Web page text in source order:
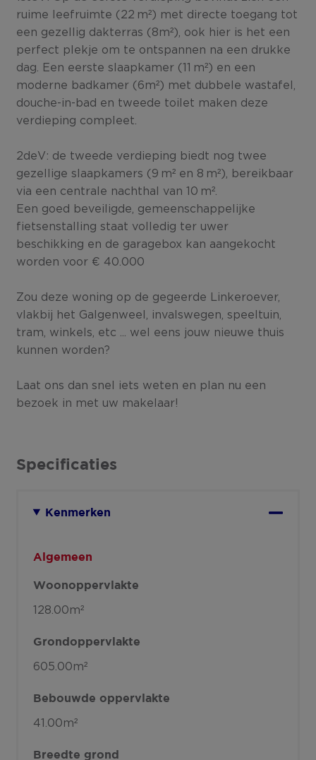
ruime leefruimte (22 m²) met directe toegang tot
een gezellig dakterras (8m²), ook hier is het een
perfect plekje om te ontspannen na een drukke
dag. Een eerste slaapkamer (11 m²) en een
moderne badkamer (6m²) met dubbele wastafel,
douche-in-bad en tweede toilet maken deze
verdieping compleet.
2deV: de tweede verdieping biedt nog twee
gezellige slaapkamers (9 m² en 8 m²), bereikbaar
via een centrale nachthal van 10 m².
Een goed beveiligde, gemeenschappelijke
fietsenstalling staat volledig ter uwer
beschikking en de garagebox kan aangekocht
worden voor € 40.000
Zou deze woning op de gegeerde Linkeroever,
vlakbij het Galgenweel, invalswegen, speeltuin,
tram, winkels, etc ... wel eens jouw nieuwe thuis
kunnen worden?
Laat ons dan snel iets weten en plan nu een
bezoek in met uw makelaar!
Specificaties
Kenmerken
Algemeen
Woonoppervlakte
128.00m²
Grondoppervlakte
605.00m²
Bebouwde oppervlakte
41.00m²
Breedte grond